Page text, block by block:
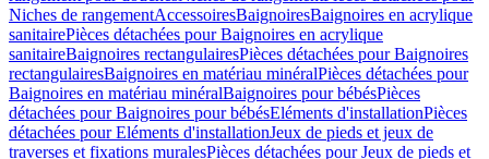
Niches de rangementAccessoiresBaignoiresBaignoires en acrylique
sanitairePièces détachées pour Baignoires en acrylique
sanitaireBaignoires rectangulairesPièces détachées pour Baignoires
rectangulairesBaignoires en matériau minéralPièces détachées pour
Baignoires en matériau minéralBaignoires pour bébésPièces
détachées pour Baignoires pour bébésEléments d'installationPièces
détachées pour Eléments d'installationJeux de pieds et jeux de
traverses et fixations muralesPièces détachées pour Jeux de pieds et